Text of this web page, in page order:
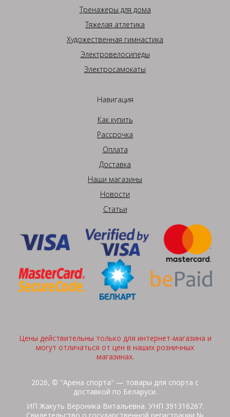
Тренажеры для дома
Тяжелая атлетика
Художественная гимнастика
Электровелосипеды
Электросамокаты
Навигация
Как купить
Рассрочка
Оплата
Доставка
Наши магазины
Новости
Статьи
Цены действительны только для интернет-магазина и
могут отличаться от цен в наших розничных
магазинах.
2026, © "Арена спорта" — товары для спорта с
доставкой по Беларуси.
ИП Жакуть Вероника Витальевна. УНП 391316267.